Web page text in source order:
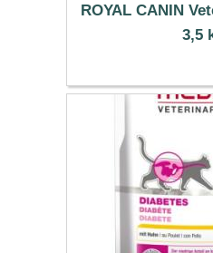
ROYAL CANIN
3,5